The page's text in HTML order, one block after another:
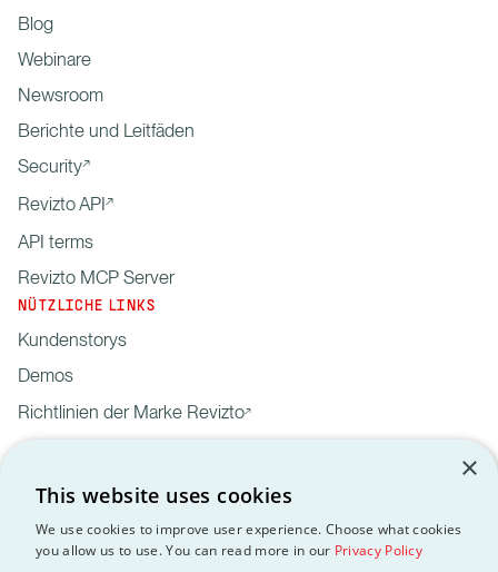
Blog
Webinare
Newsroom
Berichte und Leitfäden
Security
Revizto API
API terms
Revizto MCP Server
NÜTZLICHE LINKS
Kundenstorys
Demos
Richtlinien der Marke Revizto
Privacy
Customer data processing
API
×
This website uses cookies
We use cookies to improve user experience. Choose what cookies
you allow us to use. You can read more in our Privacy Policy